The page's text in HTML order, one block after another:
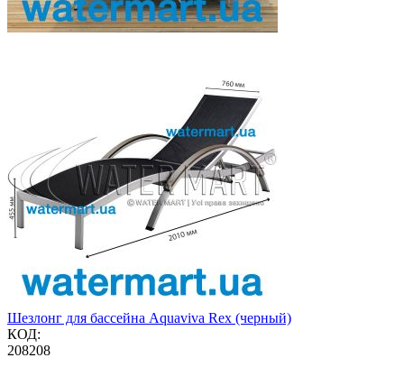
Шезлонг для бассейна Aquaviva Rex (черный)
КОД:
208208